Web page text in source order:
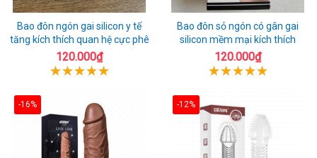
Bao đôn ngón gai silicon y tế
tăng kích thích quan hệ cực phê
120.000₫
Bao đôn sỏ ngón có gân gai
silicon mềm mại kích thích
120.000₫
-16% -12%